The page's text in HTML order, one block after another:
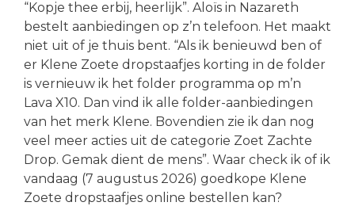
“Kopje thee erbij, heerlijk”. Aloïs in Nazareth
bestelt aanbiedingen op z’n telefoon. Het maakt
niet uit of je thuis bent. “Als ik benieuwd ben of
er Klene Zoete dropstaafjes korting in de folder
is vernieuw ik het folder programma op m’n
Lava X10. Dan vind ik alle folder-aanbiedingen
van het merk Klene. Bovendien zie ik dan nog
veel meer acties uit de categorie Zoet Zachte
Drop. Gemak dient de mens”. Waar check ik of ik
vandaag (7 augustus 2026) goedkope Klene
Zoete dropstaafjes online bestellen kan?